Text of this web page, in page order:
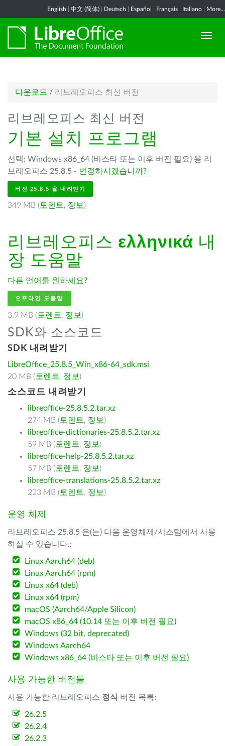
English 中文 (简体) Deutsch Español Français Italiano More...
다운로드 / 리브레오피스 최신 버전
리브레오피스 최신 버전
기본 설치 프로그램
선택: Windows x86_64 (비스타 또는 이후 버전 필요) 용 리
브레오피스 25.8.5 - 변경하시겠습니까?
버전 25.8.5 을 내려받기
349 MB ( 토렌트, 정보 )
리브레오피스 ελληνικά 내
장 도움말
다른 언어를 원하세요?
오프라인 도움말
3.9 MB ( 토렌트, 정보 )
SDK와 소스코드
SDK 내려받기
LibreOffice_25.8.5_Win_x86-64_sdk.msi
20 MB ( 토렌트, 정보 )
소스코드 내려받기
libreoffice-25.8.5.2.tar.xz
274 MB ( 토렌트, 정보 )
libreoffice-dictionaries-25.8.5.2.tar.xz
59 MB ( 토렌트, 정보 )
libreoffice-help-25.8.5.2.tar.xz
57 MB ( 토렌트, 정보 )
libreoffice-translations-25.8.5.2.tar.xz
223 MB ( 토렌트, 정보 )
운영 체제
리브레오피스 25.8.5 은(는) 다음 운영체제/시스템에서 사용
하실 수 있습니다.:
Linux Aarch64 (deb)
Linux Aarch64 (rpm)
Linux x64 (deb)
Linux x64 (rpm)
macOS (Aarch64/Apple Silicon)
macOS x86_64 (10.14 또는 이후 버전 필요)
Windows (32 bit, deprecated)
Windows Aarch64
Windows x86_64 (비스타 또는 이후 버전 필요)
사용 가능한 버전들
사용 가능한 리브레오피스 정식 버전 목록:
26.2.5
26.2.4
26.2.3